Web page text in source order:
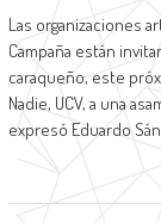
Las organizaciones
Campaña están
caraqueño, este
Nadie, UCV, a una
expresó Eduardo